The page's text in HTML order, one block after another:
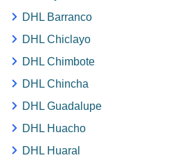
DHL Barranco
DHL Chiclayo
DHL Chimbote
DHL Chincha
DHL Guadalupe
DHL Huacho
DHL Huaral